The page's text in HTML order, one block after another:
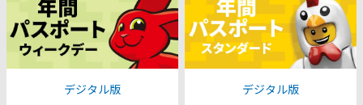
デジタル版 デジタル版